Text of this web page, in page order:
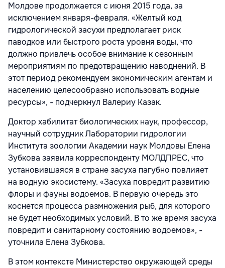
Молдове продолжается с июня 2015 года, за
исключением января-февраля. «Желтый код
гидрологической засухи предполагает риск
паводков или быстрого роста уровня воды, что
должно привлечь особое внимание к сезонным
мероприятиям по предотвращению наводнений. В
этот период рекомендуем экономическим агентам и
населению целесообразно использовать водные
ресурсы», - подчеркнул Валериу Казак.
Доктор хабилитат биологических наук, профессор,
научный сотрудник Лаборатории гидрологии
Института зоологии Академии наук Молдовы Елена
Зубкова заявила корреспонденту МОЛДПРЕС, что
установившаяся в стране засуха пагубно повлияет
на водную экосистему. «Засуха повредит развитию
флоры и фауны водоемов. В первую очередь это
коснется процесса размножения рыб, для которого
не будет необходимых условий. В то же время засуха
повредит и санитарному состоянию водоемов», -
уточнила Елена Зубкова.
В этом контексте Министерство окружающей среды